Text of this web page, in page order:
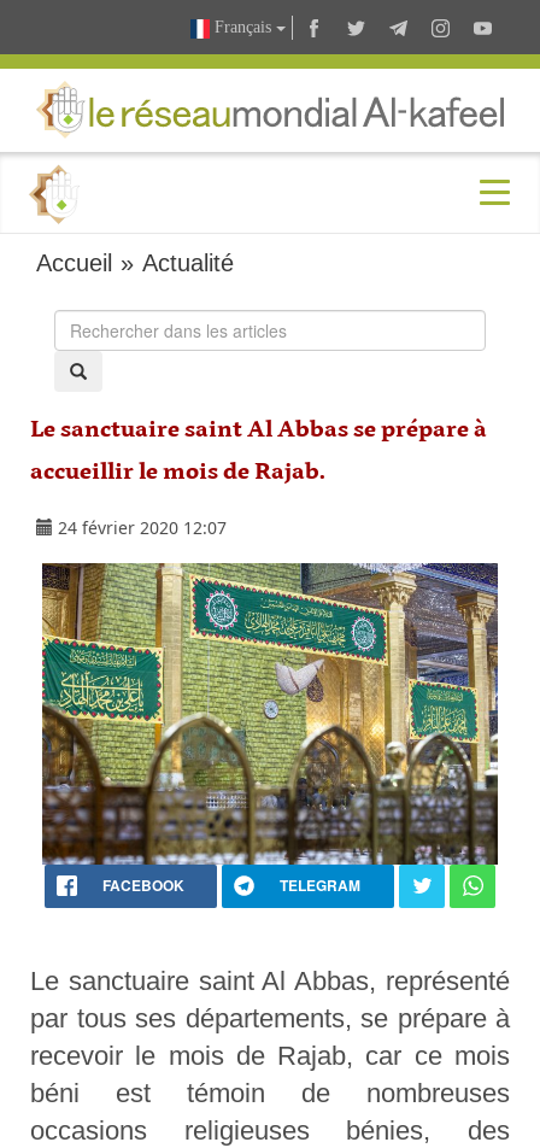
Français
Accueil »Actualité
Le sanctuaire saint Al Abbas se prépare à
accueillir le mois de Rajab.
24 février 2020 12:07
FACEBOOK TELEGRAM
Le sanctuaire saint Al Abbas, représenté
par tous ses départements, se prépare à
recevoir le mois de Rajab, car ce mois
béni est témoin de nombreuses
occasions religieuses bénies, des